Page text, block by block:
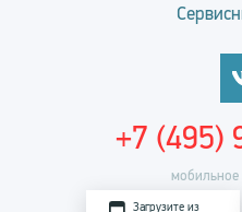
Загрузите из
+7 (495)